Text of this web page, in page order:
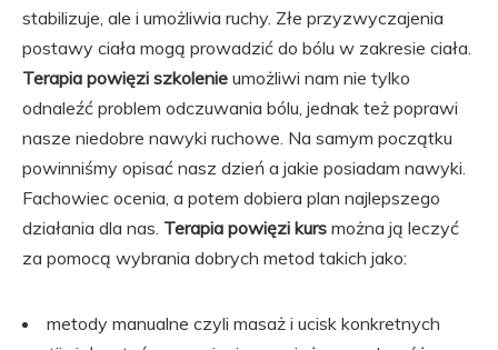
stabilizuje, ale i umożliwia ruchy. Złe przyzwyczajenia
postawy ciała mogą prowadzić do bólu w zakresie ciała.
Terapia powięzi szkolenie umożliwi nam nie tylko
odnaleźć problem odczuwania bólu, jednak też poprawi
nasze niedobre nawyki ruchowe. Na samym początku
powinniśmy opisać nasz dzień a jakie posiadam nawyki.
Fachowiec ocenia, a potem dobiera plan najlepszego
działania dla nas. Terapia powięzi kurs można ją leczyć
za pomocą wybrania dobrych metod takich jako:
metody manualne czyli masaż i ucisk konkretnych